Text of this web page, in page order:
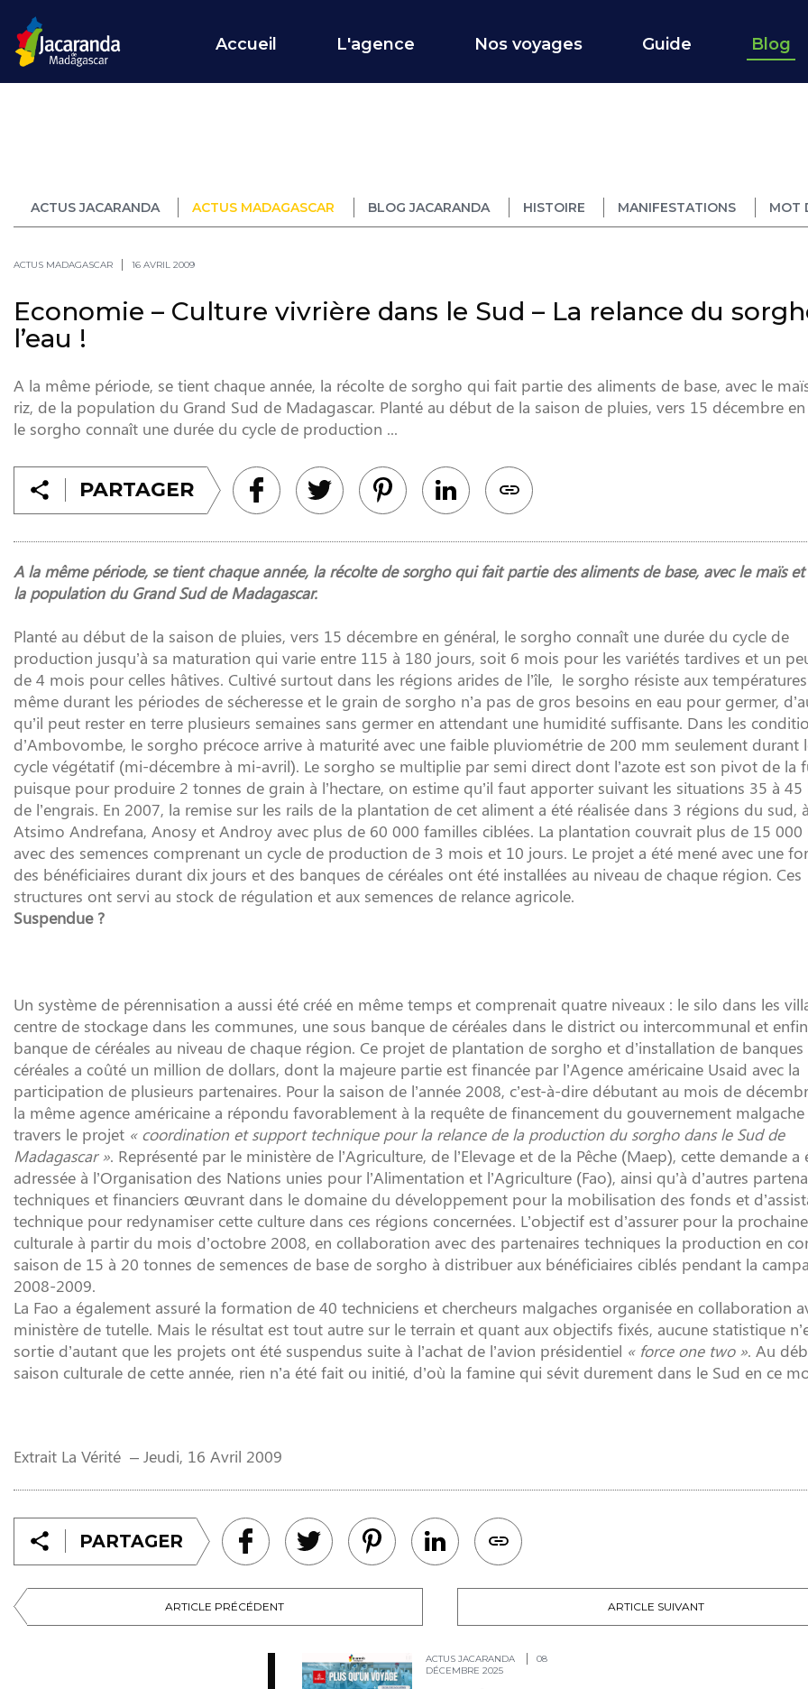
Accueil L'agence Nos voyages Guide Blog
ACTUS JACARANDA ACTUS MADAGASCAR BLOG JACARANDA HISTOIRE MANIFESTATIONS MOT
ACTUS MADAGASCAR 16 AVRIL 2009
Economie – Culture vivrière dans le Sud – La relance du
l’eau !
A la même période, se tient chaque année, la récolte de sorgho qui fait partie des aliments de base, avec le
riz, de la population du Grand Sud de Madagascar. Planté au début de la saison de pluies, vers 15 décembre en
le sorgho connaît une durée du cycle de production ...
PARTAGER
ARTICLE PRÉCÉDENT ARTICLE SUIVANT
ACTUS JACARANDA
08
DÉCEMBRE 2025
A la même période, se tient chaque année, la récolte de sorgho qui fait partie des aliments de base, avec le maïs
la population du Grand Sud de Madagascar.
Planté au début de la saison de pluies, vers 15 décembre en général, le sorgho connaît une durée du cycle de
production jusqu’à sa maturation qui varie entre 115 à 180 jours, soit 6 mois pour les variétés tardives et un
de 4 mois pour celles hâtives. Cultivé surtout dans les régions arides de l’île, le sorgho résiste aux températures
même durant les périodes de sécheresse et le grain de sorgho n’a pas de gros besoins en eau pour germer,
qu’il peut rester en terre plusieurs semaines sans germer en attendant une humidité suffisante. Dans les
d’Ambovombe, le sorgho précoce arrive à maturité avec une faible pluviométrie de 200 mm seulement durant
cycle végétatif (mi-décembre à mi-avril). Le sorgho se multiplie par semi direct dont l’azote est son pivot de la
puisque pour produire 2 tonnes de grain à l’hectare, on estime qu’il faut apporter suivant les situations 35 à
de l’engrais. En 2007, la remise sur les rails de la plantation de cet aliment a été réalisée dans 3 régions du sud,
Atsimo Andrefana, Anosy et Androy avec plus de 60 000 familles ciblées. La plantation couvrait plus de 15 000
avec des semences comprenant un cycle de production de 3 mois et 10 jours. Le projet a été mené avec une
des bénéficiaires durant dix jours et des banques de céréales ont été installées au niveau de chaque région. Ces
structures ont servi au stock de régulation et aux semences de relance agricole.
Suspendue ?
Un système de pérennisation a aussi été créé en même temps et comprenait quatre niveaux : le silo dans les
centre de stockage dans les communes, une sous banque de céréales dans le district ou intercommunal et
banque de céréales au niveau de chaque région. Ce projet de plantation de sorgho et d’installation de banques
céréales a coûté un million de dollars, dont la majeure partie est financée par l’Agence américaine Usaid avec la
participation de plusieurs partenaires. Pour la saison de l’année 2008, c’est-à-dire débutant au mois de
la même agence américaine a répondu favorablement à la requête de financement du gouvernement malgache
travers le projet « coordination et support technique pour la relance de la production du sorgho dans le Sud de
Madagascar » . Représenté par le ministère de l’Agriculture, de l’Elevage et de la Pêche (Maep), cette demande a
adressée à l’Organisation des Nations unies pour l’Alimentation et l’Agriculture (Fao), ainsi qu’à d’autres
techniques et financiers œuvrant dans le domaine du développement pour la mobilisation des fonds et
technique pour redynamiser cette culture dans ces régions concernées. L’objectif est d’assurer pour la
culturale à partir du mois d’octobre 2008, en collaboration avec des partenaires techniques la production en
saison de 15 à 20 tonnes de semences de base de sorgho à distribuer aux bénéficiaires ciblés pendant la
2008-2009.
La Fao a également assuré la formation de 40 techniciens et chercheurs malgaches organisée en collaboration
ministère de tutelle. Mais le résultat est tout autre sur le terrain et quant aux objectifs fixés, aucune statistique
sortie d’autant que les projets ont été suspendus suite à l’achat de l’avion présidentiel « force one two » . Au
saison culturale de cette année, rien n’a été fait ou initié, d’où la famine qui sévit durement dans le Sud en ce
Extrait La Vérité – Jeudi, 16 Avril 2009
PARTAGER